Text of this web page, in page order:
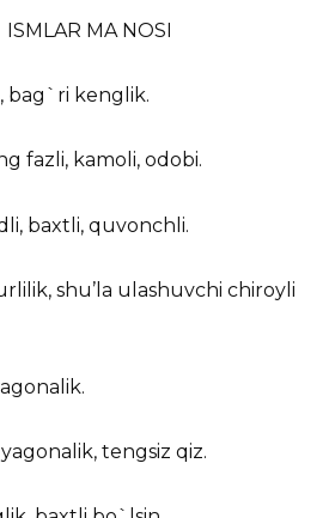
MA NOSI
bag`ri kenglik.
fazli, kamoli, odobi.
baxtli, quvonchli.
shu’la ulashuvchi chiroyli
tengsiz qiz.